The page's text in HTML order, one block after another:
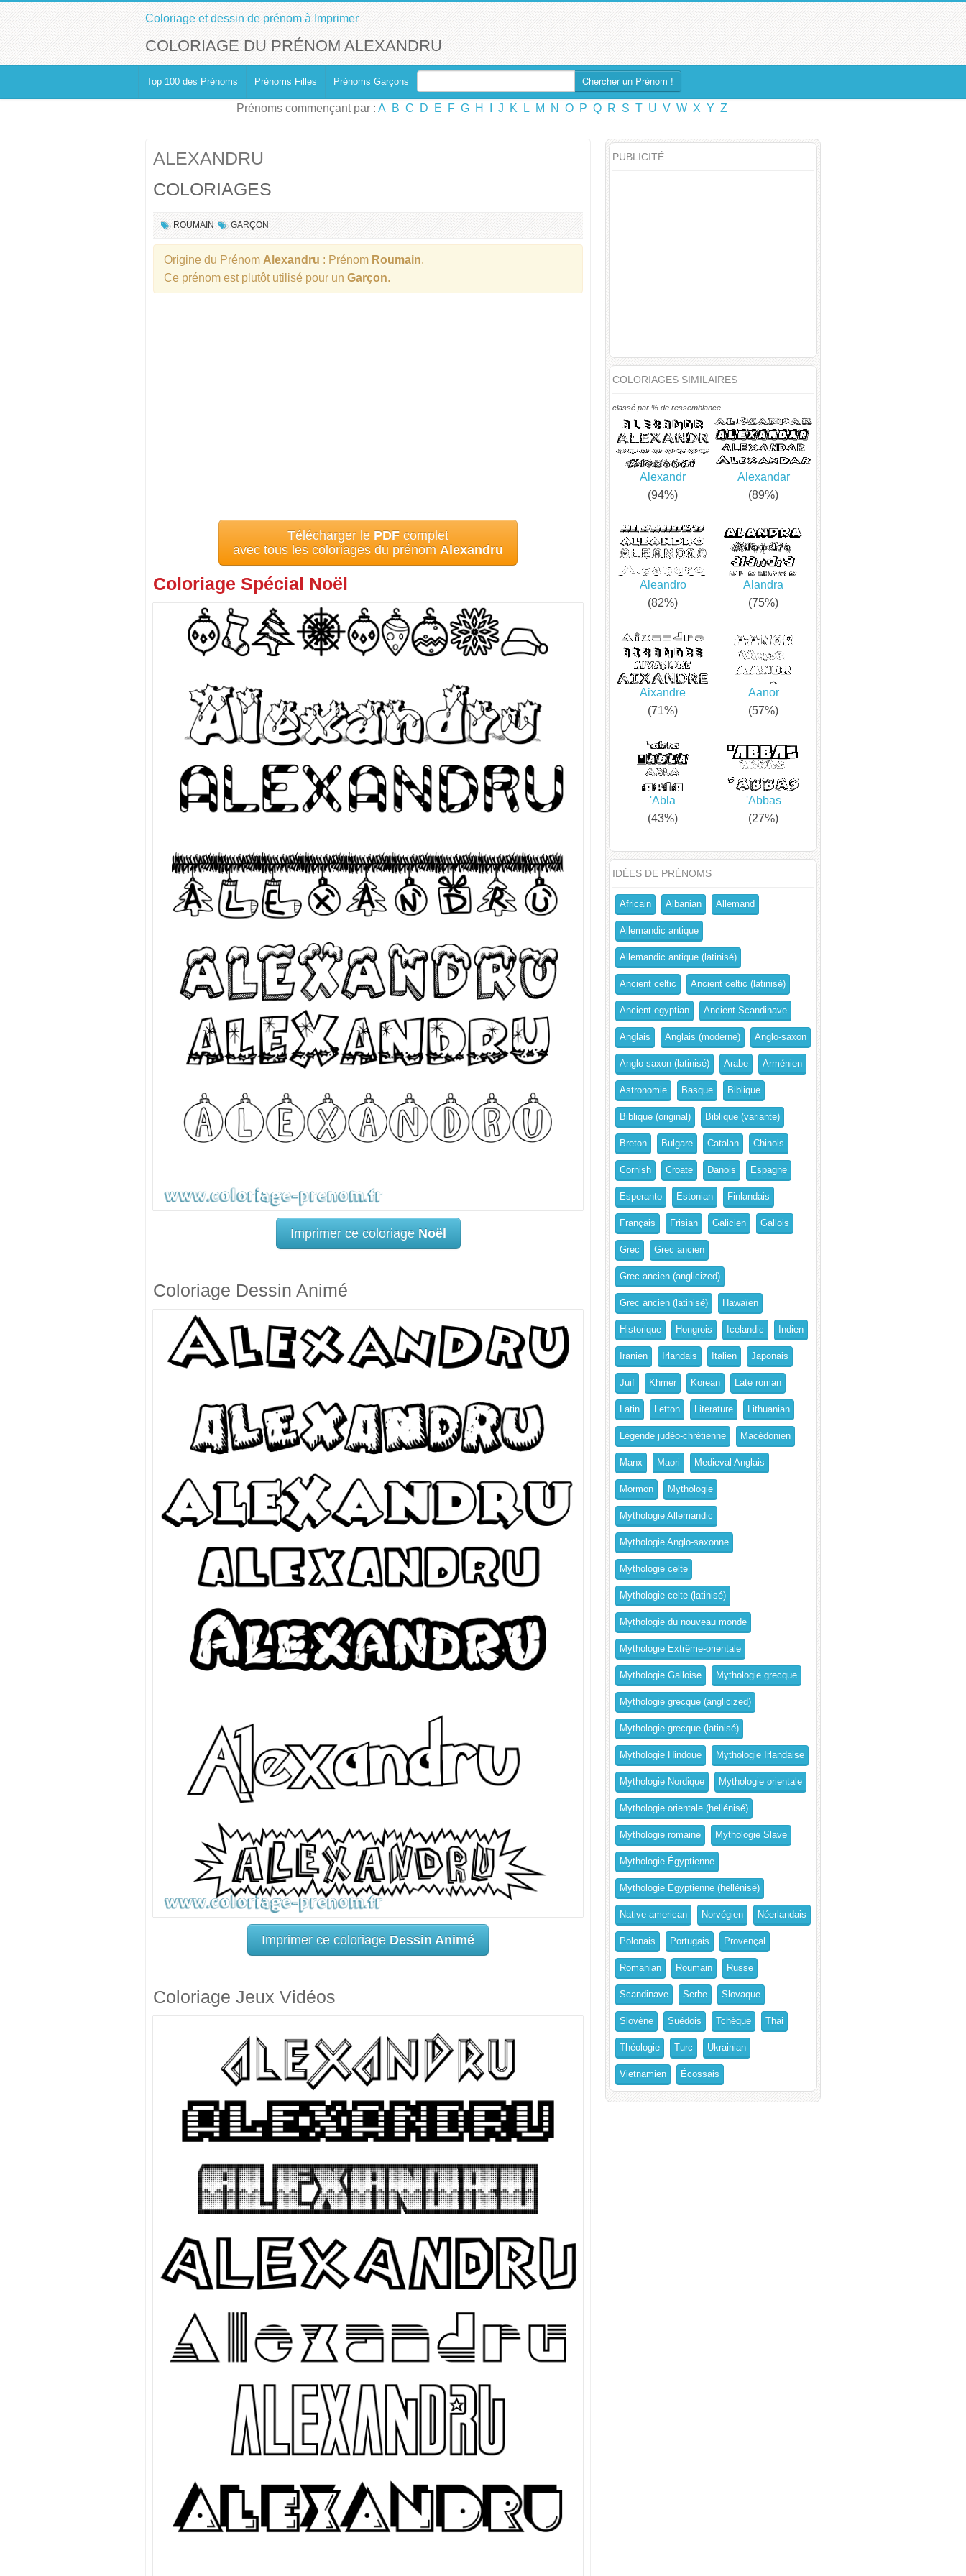
Coloriage et dessin de prénom à Imprimer
COLORIAGE DU PRÉNOM ALEXANDRU
Top 100 des Prénoms Prénoms Filles Prénoms Garçons Chercher un Prénom !
Prénoms commençant par : A B C D E F G H J K L M N O P Q R S T U V W X Y Z
ALEXANDRU
COLORIAGES
ROUMAIN GARÇON
Origine du Prénom Alexandru : Prénom Roumain.
Ce prénom est plutôt utilisé pour un Garçon.
Télécharger le PDF complet
avec tous les coloriages du prénom Alexandru
Coloriage Spécial Noël
Imprimer ce coloriage Noël
Coloriage Dessin Animé
Imprimer ce coloriage Dessin Animé
Coloriage Jeux Vidéos
PUBLICITÉ
COLORIAGES SIMILAIRES
classé par % de ressemblance
Alexandr
(94%)
Alexandar
(89%)
Aleandro
(82%)
Alandra
(75%)
Aixandre
(71%)
Aanor
(57%)
'Abla
(43%)
'Abbas
(27%)
IDÉES DE PRÉNOMS
Africain Albanian Allemand
Allemandic antique
Allemandic antique (latinisé)
Ancient celtic Ancient celtic (latinisé)
Ancient egyptian Ancient Scandinave
Anglais Anglais (moderne) Anglo-saxon
Anglo-saxon (latinisé) Arabe Arménien
Astronomie Basque Biblique
Biblique (original) Biblique (variante)
Breton Bulgare Catalan Chinois
Cornish Croate Danois Espagne
Esperanto Estonian Finlandais
Français Frisian Galicien Gallois
Grec Grec ancien
Grec ancien (anglicized)
Grec ancien (latinisé) Hawaïen
Historique Hongrois Icelandic Indien
Iranien Irlandais Italien Japonais
Juif Khmer Korean Late roman
Latin Letton Literature Lithuanian
Légende judéo-chrétienne Macédonien
Manx Maori Medieval Anglais
Mormon Mythologie
Mythologie Allemandic
Mythologie Anglo-saxonne
Mythologie celte
Mythologie celte (latinisé)
Mythologie du nouveau monde
Mythologie Extrême-orientale
Mythologie Galloise Mythologie grecque
Mythologie grecque (anglicized)
Mythologie grecque (latinisé)
Mythologie Hindoue Mythologie Irlandaise
Mythologie Nordique Mythologie orientale
Mythologie orientale (hellénisé)
Mythologie romaine Mythologie Slave
Mythologie Égyptienne
Mythologie Égyptienne (hellénisé)
Native american Norvégien Néerlandais
Polonais Portugais Provençal
Romanian Roumain Russe
Scandinave Serbe Slovaque
Slovène Suédois Tchèque Thai
Théologie Turc Ukrainian
Vietnamien Écossais